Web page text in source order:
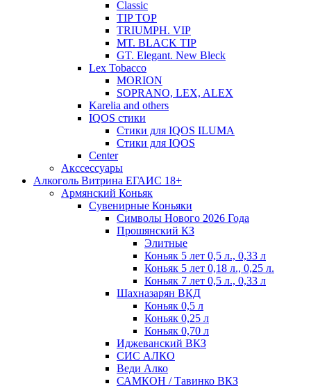
Classic
TIP TOP
TRIUMPH. VIP
MT. BLACK TIP
GT. Elegant. New Bleck
Lex Tobacco
MORION
SOPRANO, LEX, ALEX
Karelia and others
IQOS стики
Стики для IQOS ILUMA
Стики для IQOS
Сenter
Акссессуары
Алкоголь Витрина ЕГАИС 18+
Армянский Коньяк
Сувенирные Коньяки
Символы Нового 2026 Года
Прошянский КЗ
Элитные
Коньяк 5 лет 0,5 л., 0,33 л
Коньяк 5 лет 0,18 л., 0,25 л.
Коньяк 7 лет 0,5 л., 0,33 л
Шахназарян ВКД
Коньяк 0,5 л
Коньяк 0,25 л
Коньяк 0,70 л
Иджеванский ВКЗ
СИС АЛКО
Веди Алко
САМКОН / Тавинко ВКЗ